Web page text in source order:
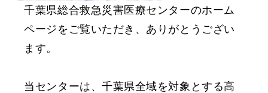
千葉県総合救急災害医療センターのホーム
ページをご覧いただき、ありがとうござい
ます。
当センターは、千葉県全域を対象とする高